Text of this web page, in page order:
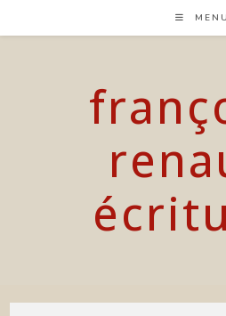
content
MENU